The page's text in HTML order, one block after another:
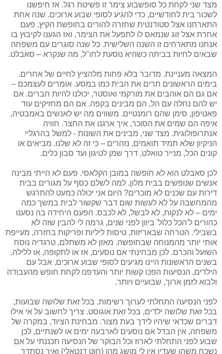
מצד שני לקחת כל סופשבוע צימר זו פשיטת רגל. אז חיפשנו
לשכור בית לחודשיים, כדי להגיע לסופי שבוע ארוכים. שנה אחת
התארחנו אצל סטודנטית שחזרה להורים בחופשת הקיץ, פעם
אחרת אצל זוג שנמאס לו לתפעל את הצימר, ואז הגענו לקיבוץ בו
אנחנו מתארחים זו השנה השלישית. כל שנה סוגרים עם משפחה
שבאים לחיות בביתה כשהיא נוסעת לחו"ל, מה שנקרא – סאבלט.
המצאה מעניינת. מדובר בלא פחות מלהציץ לחיים של אחרים.
בימים הראשונים תרים את הבית כמו במסע. אומרים לעצמכם –
אם גם הם אוהבים את מורקמי ואוסטר, יכולנו להיות חברים. אם
יש להם נחלה עם הל, הם מבינים בקפה. אם הם מחזיקים עוד
פאטיפון, סימן שהם רומנטיים. משווים מה יש לאנשים באמבטיה,
איפה הם שמים את הסוכר, איך ארגנו את החצר. חוויה
אנתרופולוגית. מצד שני, מבינים את השונות - למשל בהרגליי
הניקיון שלא תמיד תואמים, נזהרים – כי זה לא שלנו. מביאים או
קונים הכל, מנייר טואלט, דרך שמן לטיגון ועד סבון כלים.
לכן סאבלט הוא לא חופשה במובן הקלאסי. פעם לא הייתי מבינה
אנשים שנופשים בבית מלון. למה לשלם כסף על מגורים בבית
דירות עם שכנים לא מוכרים? היום אני יכולה כמעט להתרגש
מהמחשבה על לא לעשות שום דבר שקשור לבית במשך כמה
ימים – לא לנקות, לא לבשל, לא לכבס. הפעם היחידה בה נסענו
כהורים ל'הכל כלול' ביוון לפני שנים, גרמה לי להבין שזה לא
בשבילי. הטרחה שבאריזות, טיסות ליליות ופריקות בחזרה, מעייפת
אותי יותר מהמנוחה שבחופשה. מאזן לא משתלם, טרגדיה נוסח
השועל והכרם. לכן מבחינתי אם נוסעים, אז או לתקופה, או ללילה.
בשנים הראשונות היינו מגיעים לסופי שבוע ארוכים, אבל עם
הילדים, הנסיעות הפכו קשות יותר והעדפנו לקחת חופש מהעבודה
ולבוא לזמן ארוך, שבועיים ויותר.
לפני הנסיעה התחלתי לערוך רשימות. בכל זאת שלושה שבועות,
בכל זאת שלושה ילדים, בכל זאת אוגוסט. צריך לחשוב על אי אילו
דברים שכדאי שיהיו לידך בעת מצור. מבחינת הציוד, במקרה של
משפחה, אין הבדל אם נוסעים לארבעה ימים או לשנתיים, לכן
שבוע לפני התחלתי לארוז וכל הבוקר של הנסיעה תכננתי על אם
נשכח משהו שעדין אין לי מושג מהו (חוט דנטאלי) ואיך נסתדר